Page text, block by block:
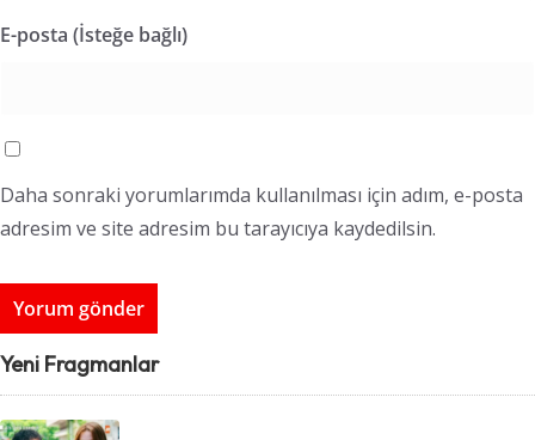
E-posta (İsteğe bağlı)
Daha sonraki yorumlarımda kullanılması için adım, e-posta
adresim ve site adresim bu tarayıcıya kaydedilsin.
Yeni Fragmanlar